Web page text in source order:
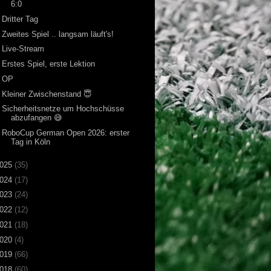
6:0
Dritter Tag
Zweites Spiel .. langsam läuft's!
Live-Stream
Erstes Spiel, erste Lektion
OP
Kleiner Zwischenstand 😇
Sicherheitsnetze um Hochschüsse
abzufangen 😅
RoboCup German Open 2026: erster
Tag in Köln
(35)
(17)
(24)
(12)
(18)
(4)
(66)